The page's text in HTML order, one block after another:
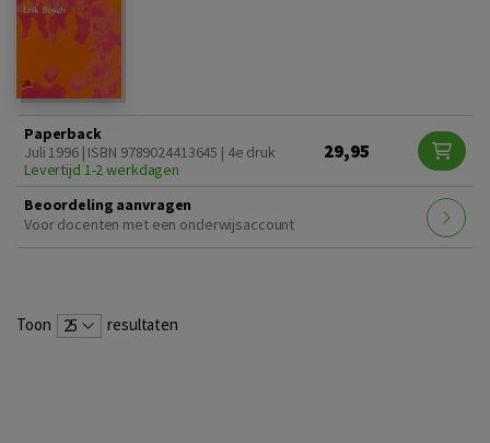
Paperback
Juli 1996 | ISBN 9789024413645 | 4e druk
Levertijd 1-2 werkdagen
29,95
Beoordeling aanvragen
Voor docenten met een onderwijsaccount
Toon 25 resultaten